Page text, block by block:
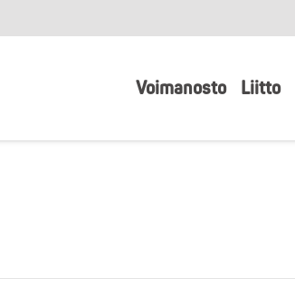
Voimanosto Liitto